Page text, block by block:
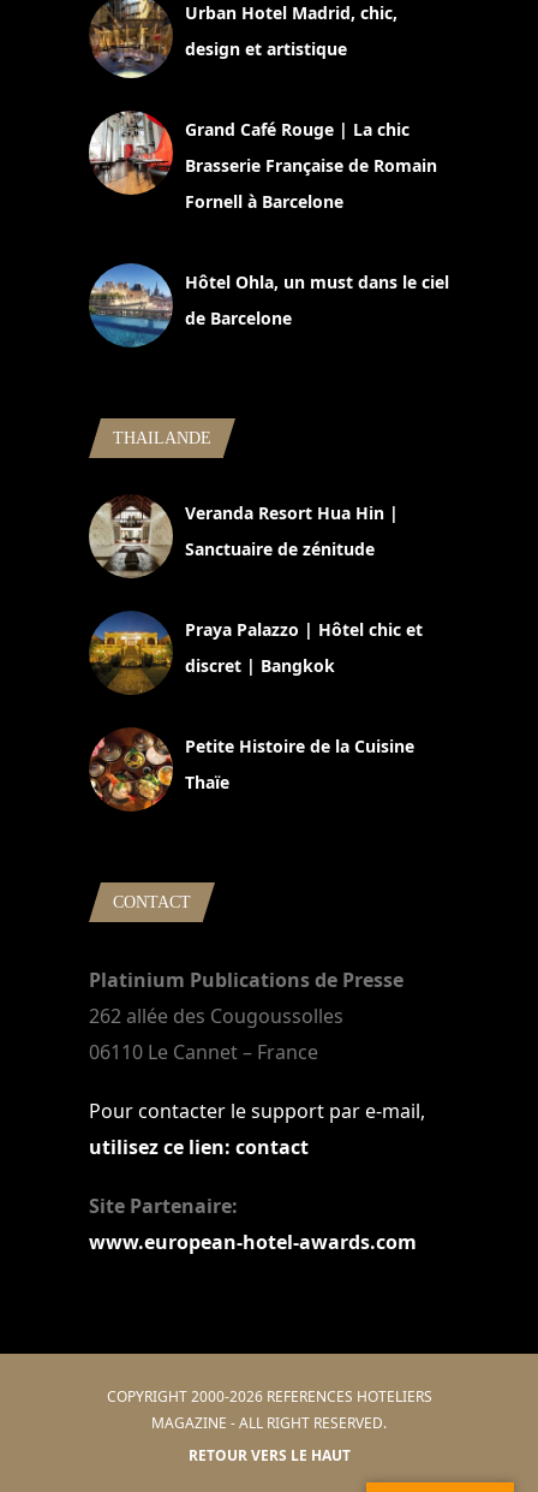
Urban Hotel Madrid, chic,
design et artistique
Grand Café Rouge | La chic
Brasserie Française de Romain
Fornell à Barcelone
Hôtel Ohla, un must dans le ciel
de Barcelone
THAILANDE
Veranda Resort Hua Hin |
Sanctuaire de zénitude
Praya Palazzo | Hôtel chic et
discret | Bangkok
Petite Histoire de la Cuisine
Thaïe
CONTACT
Platinium Publications de Presse
262 allée des Cougoussolles
06110 Le Cannet – France
Pour contacter le support par e-mail,
utilisez ce lien: contact
Site Partenaire:
www.european-hotel-awards.com
COPYRIGHT 2000-2026 REFERENCES HOTELIERS
MAGAZINE - ALL RIGHT RESERVED.
RETOUR VERS LE HAUT